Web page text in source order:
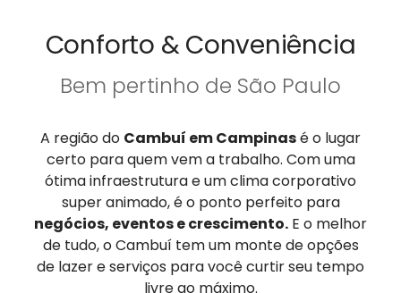
Conforto & Conveniência
Bem pertinho de São Paulo
A região do Cambuí em Campinasé o lugar
certo para quem vem a trabalho. Com uma
ótima infraestrutura e um clima corporativo
super animado, é o ponto perfeito para
negócios, eventos e crescimento. E o melhor
de tudo, o Cambuí tem um monte de opções
de lazer e serviços para você curtir seu tempo
livre ao máximo.